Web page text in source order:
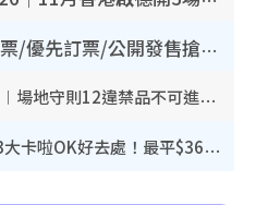
人夫集團｜Klook套票/優先訂票/公開發售搶飛攻略！附票價.購票連結.場地座位表
啟德體育園入場懶人包︱場地守則12違禁品不可進場准帶細水樽但全場禁樽蓋！應援牌有限制！
唱K推介2026︱全港13大卡啦OK好去處！最平$36起 日文K都有！(附地址+收費詳情)